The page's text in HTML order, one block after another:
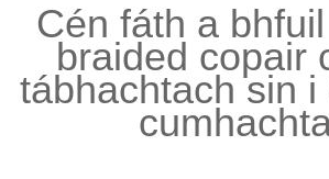
Cén fáth a
braided copair
tábhachtach sin i